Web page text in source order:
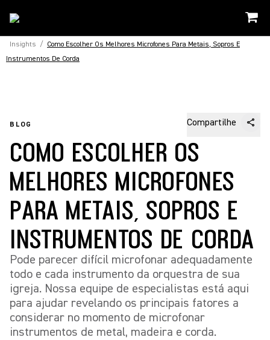
Insights / Como Escolher Os Melhores Microfones Para Metais, Sopros E
Instrumentos De Corda
BLOG Compartilhe
COMO ESCOLHER OS
MELHORES MICROFONES
PARA METAIS, SOPROS E
INSTRUMENTOS DE CORDA
Pode parecer difícil microfonar adequadamente
todo e cada instrumento da orquestra de sua
igreja. Nossa equipe de especialistas está aqui
para ajudar revelando os principais fatores a
considerar no momento de microfonar
instrumentos de metal, madeira e corda.